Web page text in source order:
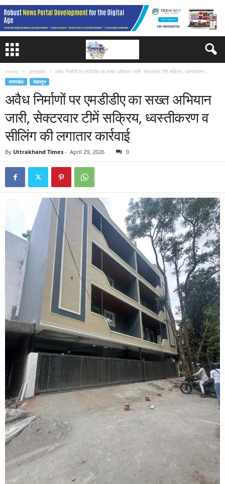
Home उत्तराखंड अवैध निर्माणों पर एमडीडीए का सख्त अभियान जारी, सेक्टरवार टीमें सक्रिय, ध्वस्तीकरण...
उत्तराखंड देहरादून
अवैध निर्माणों पर एमडीडीए का सख्त अभियान
जारी, सेक्टरवार टीमें सक्रिय, ध्वस्तीकरण व
सीलिंग की लगातार कार्रवाई
By Uttrakhand Times - April 29, 2026 0